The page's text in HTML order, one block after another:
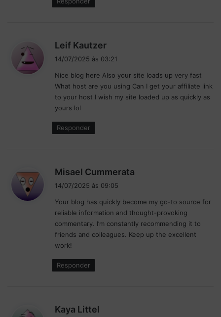
Leif Kautzer
i
s
e
:
14/07/2025 às 03:21
Nice blog here Also your site loads up very fast
What host are you using Can I get your affiliate link
to your host I wish my site loaded up as quickly as
yours lol
Responder
Misael Cummerata
s
e
:
14/07/2025 às 09:05
Your blog has quickly become my go-to source for
reliable information and thought-provoking
commentary. I’m constantly recommending it to
friends and colleagues. Keep up the excellent
work!
Responder
Kaya Littel